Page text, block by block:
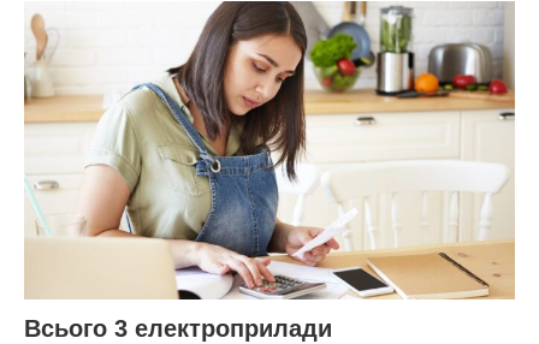
Всього 3 електроприлади